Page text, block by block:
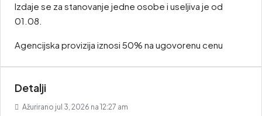
Izdaje se za stanovanje jedne osobe i useljiva je od
01.08.
Agencijska provizija iznosi 50% na ugovorenu cenu
Detalji
Ažurirano jul 3, 2026 na 12:27 am